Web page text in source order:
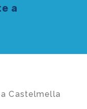
a
Castelmella